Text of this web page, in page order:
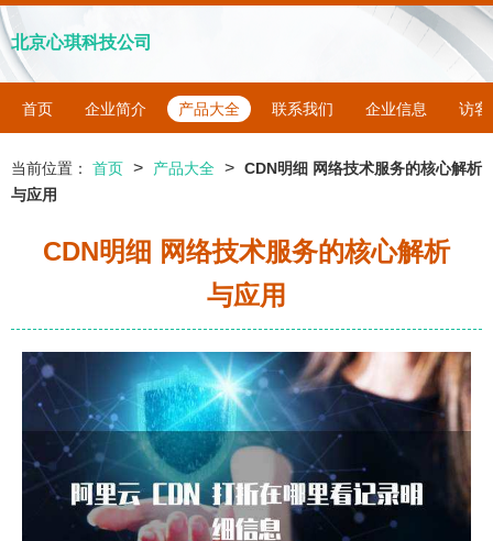
北京心琪科技公司
首页 企业简介 产品大全 联系我们 企业信息 访客
当前位置： 首页 > 产品大全 > CDN明细 网络技术服务的核心解析
与应用
CDN明细 网络技术服务的核心解析
与应用